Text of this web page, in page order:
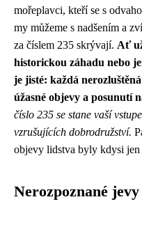
mořeplavci, kteří se s
my můžeme s nadšením a
za číslem 235 skrývají. Ať
historickou záhadu nebo
je jisté: každá
úžasné objevy a posunutí
číslo 235 se stane vaší
vzrušujících dobrodružství.
objevy lidstva byly kdysi jen
Nerozpoznané jevy